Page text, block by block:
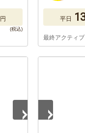
円 平日
最終アクティ